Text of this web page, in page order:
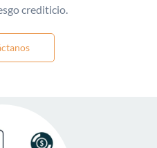
crediticio.